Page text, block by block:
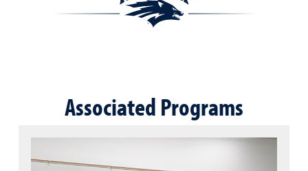
Associated Programs